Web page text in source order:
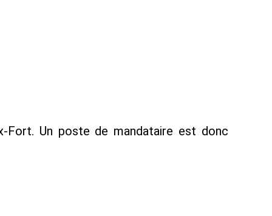
Fort. Un poste de mandataire est donc